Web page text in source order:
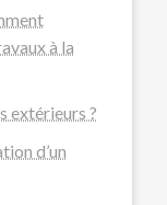
à la
extérieurs ?
d’un